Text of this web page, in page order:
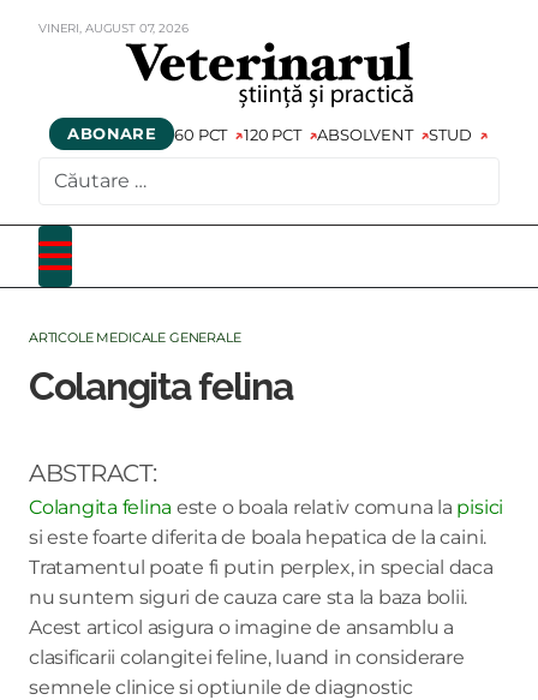
VINERI, AUGUST 07,2026
ABONARE 60 PCT 120 PCT ABSOLVENT STUD
ARTICOLE MEDICALE GENERALE
Colangita felina
ABSTRACT:
Colangita felina este o boala relativ comuna la pisici
si este foarte diferita de boala hepatica de la caini.
Tratamentul poate fi putin perplex, in special daca
nu suntem siguri de cauza care sta la baza bolii.
Acest articol asigura o imagine de ansamblu a
clasificarii colangitei feline, luand in considerare
semnele clinice si optiunile de diagnostic